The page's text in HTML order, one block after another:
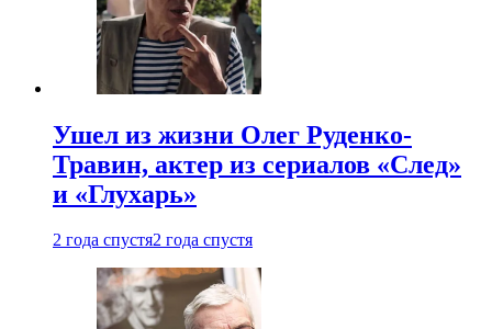
Ушел из жизни Олег Руденко-
Травин, актер из сериалов «След»
и «Глухарь»
2 года спустя2 года спустя